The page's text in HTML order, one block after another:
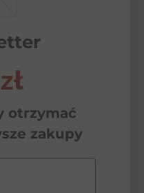
otrzymać
zakupy